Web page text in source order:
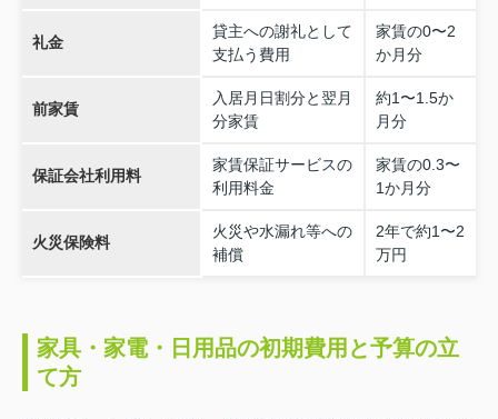
礼金
貸主への謝礼として
支払う費用
家賃の0〜2
か月分
前家賃
入居月日割分と翌月
分家賃
約1〜1.5か
月分
保証会社利用料
家賃保証サービスの
利用料金
家賃の0.3〜
1か月分
火災保険料
火災や水漏れ等への
補償
2年で約1〜2
万円
家具・家電・日用品の初期費用と予算の立
て方